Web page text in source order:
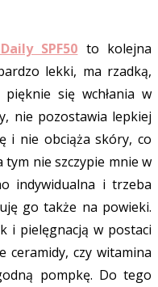
SPF50 to kolejna
lekki, ma rzadką,
się wchłania w
nie pozostawia lepkiej
i nie obciąża skóry, co
tym nie szczypie mnie w
indywidualna i trzeba
go także na powieki.
i pielęgnacją w postaci
ceramidy, czy witamina
pompkę. Do tego